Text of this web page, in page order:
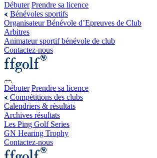
Débuter Prendre sa licence
Bénévoles sportifs
Organisateur Bénévole d’Epreuves de Club
Arbitres
Animateur sportif bénévole de club
Contactez-nous
Débuter Prendre sa licence
Compétitions des clubs
Calendriers & résultats
Archives résultats
Les Ping Golf Series
GN Hearing Trophy
Contactez-nous